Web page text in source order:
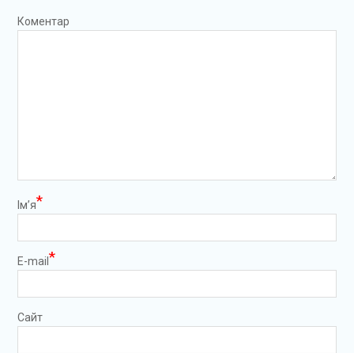
Коментар
Ім’я*
E-mail *
Сайт